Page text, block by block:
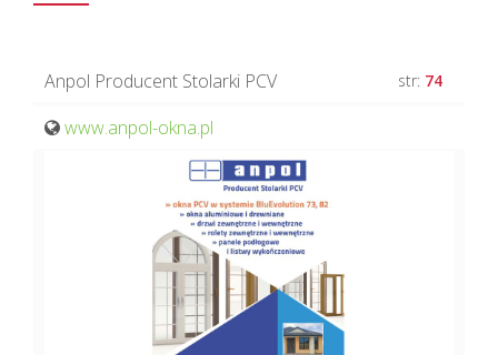
Anpol Producent Stolarki PCV str: 74
www.anpol-okna.pl